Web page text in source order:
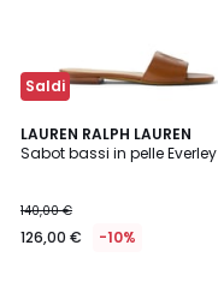
Saldi
LAUREN RALPH LAUREN
Sabot bassi in pelle Everley
140,00 €
126,00 € -10%
5
/